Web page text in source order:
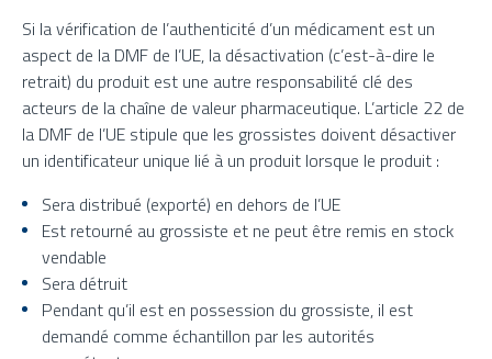
Si la vérification de l’authenticité d’un médicament est un
aspect de la DMF de l’UE, la désactivation (c’est-à-dire le
retrait) du produit est une autre responsabilité clé des
acteurs de la chaîne de valeur pharmaceutique. L’article 22 de
la DMF de l’UE stipule que les grossistes doivent désactiver
un identificateur unique lié à un produit lorsque le produit :
Sera distribué (exporté) en dehors de l’UE
Est retourné au grossiste et ne peut être remis en stock
vendable
Sera détruit
Pendant qu’il est en possession du grossiste, il est
demandé comme échantillon par les autorités